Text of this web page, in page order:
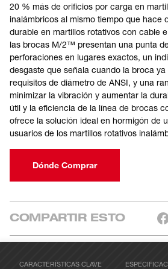
20 % más de orificios por carga en
inalámbricos al mismo tiempo que hace
durable en martillos rotativos con cable
las brocas M/2™ presentan una punta
perforaciones en lugares exactos, un
desgaste que señala cuando la broca
requisitos de diámetro de ANSI, y una
minimizar la vibración y aumentar la
útil y la eficiencia de la línea de brocas
ofrece la solución ideal en hormigón de
usuarios de los martillos rotativos
Dónde Comprar
COMPARTIR ESTO
CARACTERÍSTICAS CLAVE